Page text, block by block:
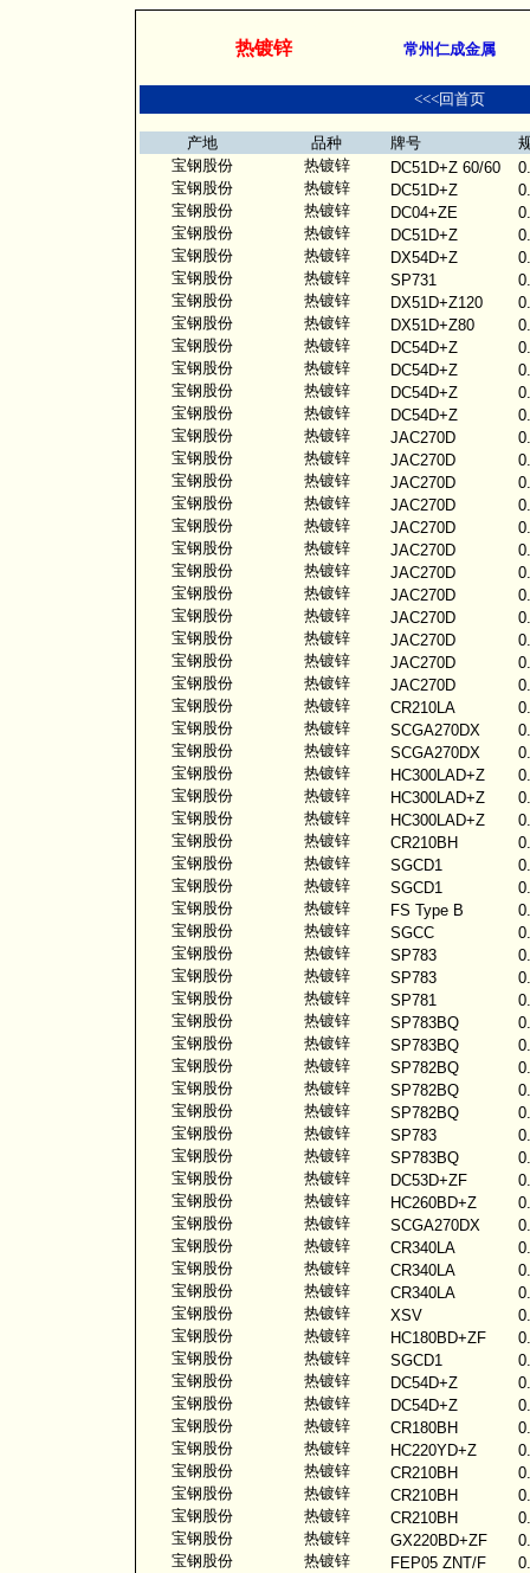
热镀锌 常州仁成金属
<<<回首页
产地 品种 牌号
宝钢股份
热镀锌 DC51D+Z 60/60
宝钢股份
热镀锌 DC51D+Z
宝钢股份
热镀锌 DC04+ZE
宝钢股份
热镀锌 DC51D+Z
宝钢股份
热镀锌 DX54D+Z
宝钢股份
热镀锌 SP731
宝钢股份
热镀锌 DX51D+Z120
宝钢股份
热镀锌 DX51D+Z80
宝钢股份
热镀锌 DC54D+Z
宝钢股份
热镀锌 DC54D+Z
宝钢股份
热镀锌 DC54D+Z
宝钢股份
热镀锌 DC54D+Z
宝钢股份
热镀锌 JAC270D
宝钢股份
热镀锌 JAC270D
宝钢股份
热镀锌 JAC270D
宝钢股份
热镀锌 JAC270D
宝钢股份
热镀锌 JAC270D
宝钢股份
热镀锌 JAC270D
宝钢股份
热镀锌 JAC270D
宝钢股份
热镀锌 JAC270D
宝钢股份
热镀锌 JAC270D
宝钢股份
热镀锌 JAC270D
宝钢股份
热镀锌 JAC270D
宝钢股份
热镀锌 JAC270D
宝钢股份
热镀锌 CR210LA
宝钢股份
热镀锌 SCGA270DX
宝钢股份
热镀锌 SCGA270DX
宝钢股份
热镀锌 HC300LAD+Z
宝钢股份
热镀锌 HC300LAD+Z
宝钢股份
热镀锌 HC300LAD+Z
宝钢股份
热镀锌 CR210BH
宝钢股份
热镀锌 SGCD1
宝钢股份
热镀锌 SGCD1
宝钢股份
热镀锌 FS Type B
宝钢股份
热镀锌 SGCC
宝钢股份
热镀锌 SP783
宝钢股份
热镀锌 SP783
宝钢股份
热镀锌 SP781
宝钢股份
热镀锌 SP783BQ
宝钢股份
热镀锌 SP783BQ
宝钢股份
热镀锌 SP782BQ
宝钢股份
热镀锌 SP782BQ
宝钢股份
热镀锌 SP782BQ
宝钢股份
热镀锌 SP783
宝钢股份
热镀锌 SP783BQ
宝钢股份
热镀锌 DC53D+ZF
宝钢股份
热镀锌 HC260BD+Z
宝钢股份
热镀锌 SCGA270DX
宝钢股份
热镀锌 CR340LA
宝钢股份
热镀锌 CR340LA
宝钢股份
热镀锌 CR340LA
宝钢股份
热镀锌 XSV
宝钢股份
热镀锌 HC180BD+ZF
宝钢股份
热镀锌 SGCD1
宝钢股份
热镀锌 DC54D+Z
宝钢股份
热镀锌 DC54D+Z
宝钢股份
热镀锌 CR180BH
宝钢股份
热镀锌 HC220YD+Z
宝钢股份
热镀锌 CR210BH
宝钢股份
热镀锌 CR210BH
宝钢股份
热镀锌 CR210BH
宝钢股份
热镀锌 GX220BD+ZF
宝钢股份
热镀锌 FEP05 ZNT/F